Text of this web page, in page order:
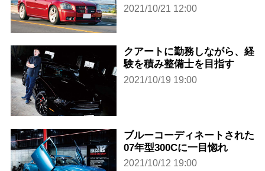
2021/10/21 12:00
クアートに勤務しながら、経
験を積み整備士を目指す
2021/10/19 19:00
ブルーコーディネートされた
07年型300Cに一目惚れ
2021/10/12 19:00